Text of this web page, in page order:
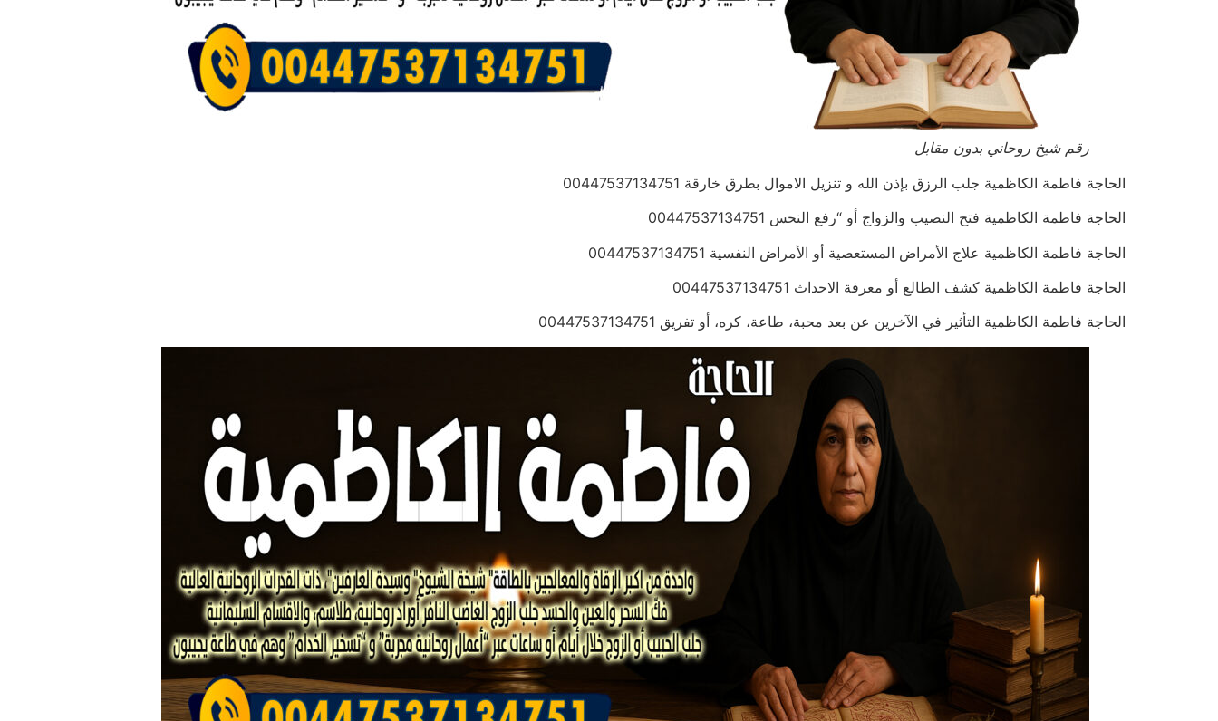
رقم شيخ روحاني بدون مقابل
الحاجة فاطمة الكاظمية جلب الرزق بإذن الله و تنزيل الاموال بطرق خارقة 00447537134751
الحاجة فاطمة الكاظمية فتح النصيب والزواج أو “رفع النحس 00447537134751
الحاجة فاطمة الكاظمية علاج الأمراض المستعصية أو الأمراض النفسية 00447537134751
الحاجة فاطمة الكاظمية كشف الطالع أو معرفة الاحداث 00447537134751
الحاجة فاطمة الكاظمية التأثير في الآخرين عن بعد محبة، طاعة، كره، أو تفريق 00447537134751